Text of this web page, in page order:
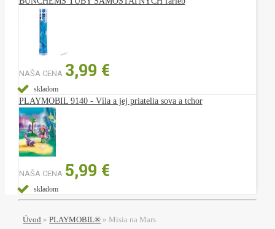
NAŠA CENA 3,99 €
skladom
PLAYMOBIL 9140 - Víla a jej priatelia sova a tchor
NAŠA CENA 5,99 €
skladom
Úvod » PLAYMOBIL® » Misia na Mars